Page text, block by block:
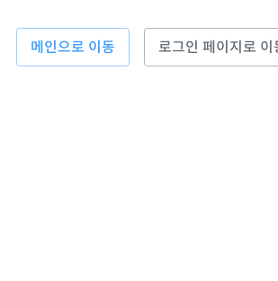
메인으로 이동 로그인 페이지로 이